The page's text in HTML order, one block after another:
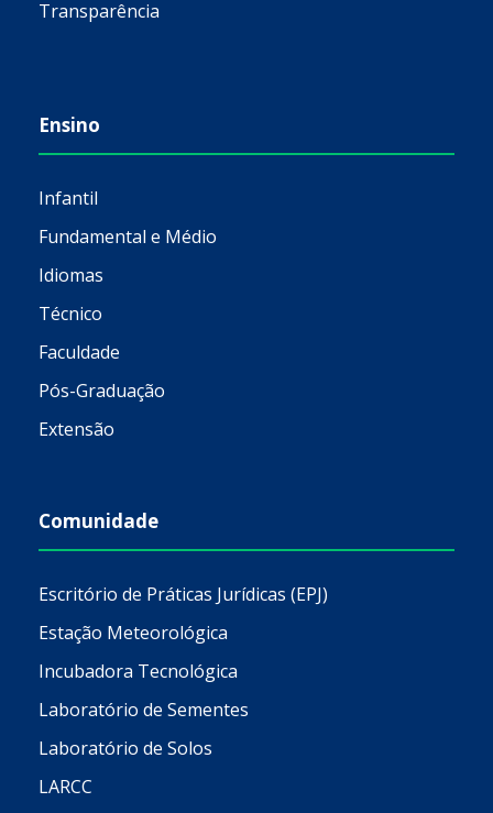
Transparência
Ensino
Infantil
Fundamental e Médio
Idiomas
Técnico
Faculdade
Pós-Graduação
Extensão
Comunidade
Escritório de Práticas Jurídicas (EPJ)
Estação Meteorológica
Incubadora Tecnológica
Laboratório de Sementes
Laboratório de Solos
LARCC